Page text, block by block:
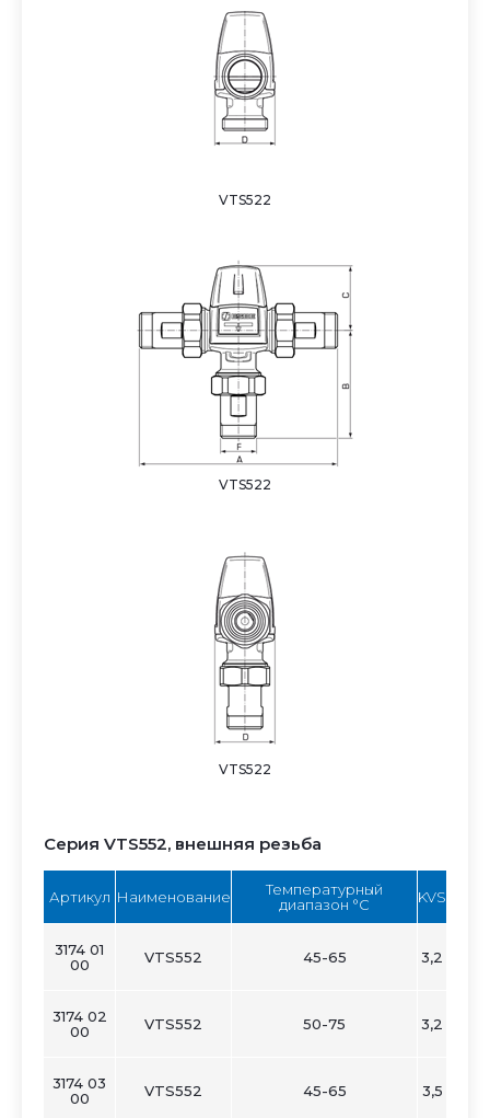
VTS522
VTS522
VTS522
Серия VTS552, внешняя резьба
Артикул Наименование
Температурный
диапазон °C
KVS
3174 01
00
VTS552 45-65 3,2
3174 02
00
VTS552 50-75 3,2
3174 03
00
VTS552 45-65 3,5